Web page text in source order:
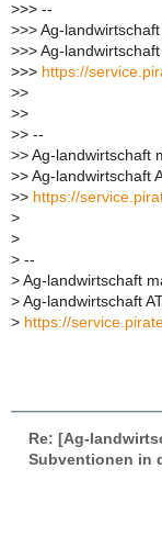
>>> --
>>> Ag-
>>> Ag-
>>> https://
>>
>>
>> --
>> Ag-landwirtschaft
>> Ag-landwirtschaft
>> https://
>
>
> --
> Ag-landwirtschaft
> Ag-landwirtschaft
> https://
Re: [Ag-
Subventionen in